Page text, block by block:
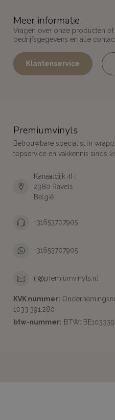
Meer informatie
Vragen over onze producten of
bedrijfsgegevens en alle
Klantenservice
Premiumvinyls
Betrouwbare specialist in
topservice en vakkennis sinds
Kanaaldijk 4H
2380 Ravels
België
+31653707905
+31653707905
rj@premiumvinyls.nl
KVK nummer:
1033.391.280
btw-nummer: BTW: